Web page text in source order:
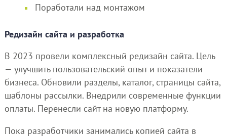
Поработали над монтажом
Редизайн сайта и разработка
В 2023 провели комплексный редизайн сайта. Цель
— улучшить пользовательский опыт и показатели
бизнеса. Обновили разделы, каталог, страницы сайта,
шаблоны рассылки. Внедрили современные функции
оплаты. Перенесли сайт на новую платформу.
Пока разработчики занимались копией сайта в